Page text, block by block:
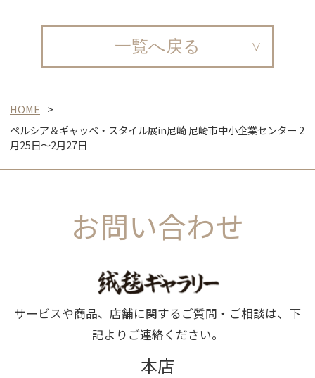
一覧へ戻る
HOME
ペルシア＆ギャッベ・スタイル展in尼崎 尼崎市中小企業センター 2
月25日～2月27日
お問い合わせ
サービスや商品、店舗に関するご質問・ご相談は、下
記よりご連絡ください。
本店